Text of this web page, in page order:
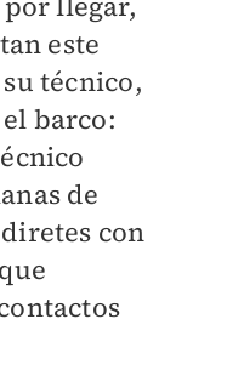
este
técnico,
barco:
de
con